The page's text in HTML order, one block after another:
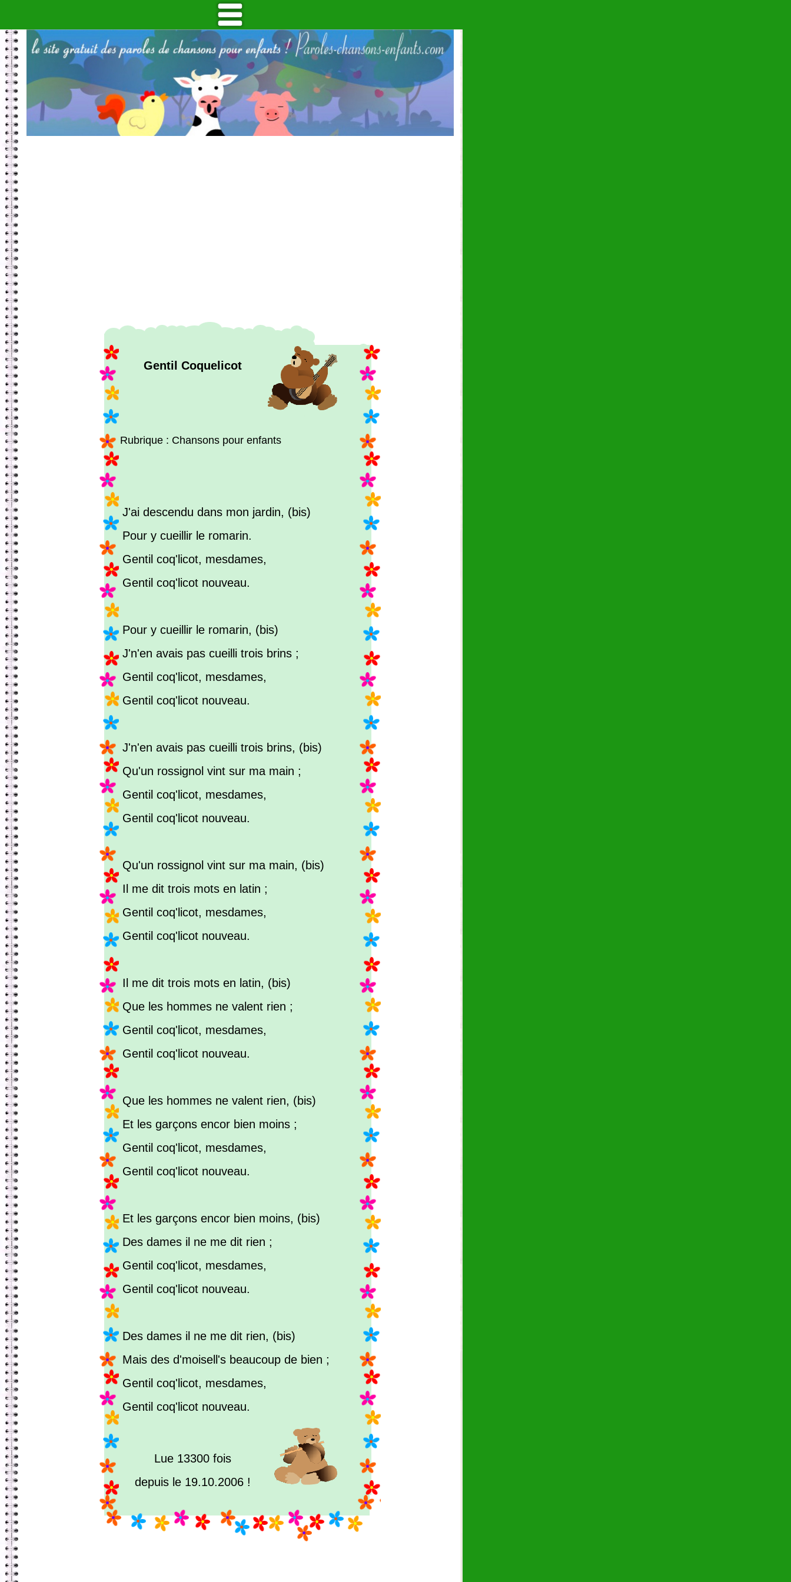
Gentil Coquelicot
Rubrique : Chansons pour enfants
J'ai descendu dans mon jardin, (bis)
Pour y cueillir le romarin.
Gentil coq'licot, mesdames,
Gentil coq'licot nouveau.
Pour y cueillir le romarin, (bis)
J'n'en avais pas cueilli trois brins ;
Gentil coq'licot, mesdames,
Gentil coq'licot nouveau.
J'n'en avais pas cueilli trois brins, (bis)
Qu'un rossignol vint sur ma main ;
Gentil coq'licot, mesdames,
Gentil coq'licot nouveau.
Qu'un rossignol vint sur ma main, (bis)
Il me dit trois mots en latin ;
Gentil coq'licot, mesdames,
Gentil coq'licot nouveau.
Il me dit trois mots en latin, (bis)
Que les hommes ne valent rien ;
Gentil coq'licot, mesdames,
Gentil coq'licot nouveau.
Que les hommes ne valent rien, (bis)
Et les garçons encor bien moins ;
Gentil coq'licot, mesdames,
Gentil coq'licot nouveau.
Et les garçons encor bien moins, (bis)
Des dames il ne me dit rien ;
Gentil coq'licot, mesdames,
Gentil coq'licot nouveau.
Des dames il ne me dit rien, (bis)
Mais des d'moisell's beaucoup de bien ;
Gentil coq'licot, mesdames,
Gentil coq'licot nouveau.
Lue 13300 fois
depuis le 19.10.2006 !